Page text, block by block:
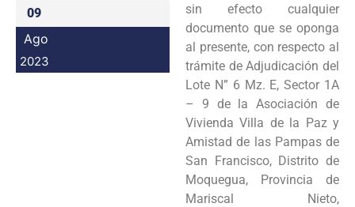
09
Ago
2023
sin efecto cualquier
documento que se oponga
al presente, con respecto al
trámite de Adjudicación del
Lote N” 6 Mz. E, Sector 1A
– 9 de la Asociación de
Vivienda Villa de la Paz y
Amistad de las Pampas de
San Francisco, Distrito de
Moquegua, Provincia de
Mariscal Nieto,